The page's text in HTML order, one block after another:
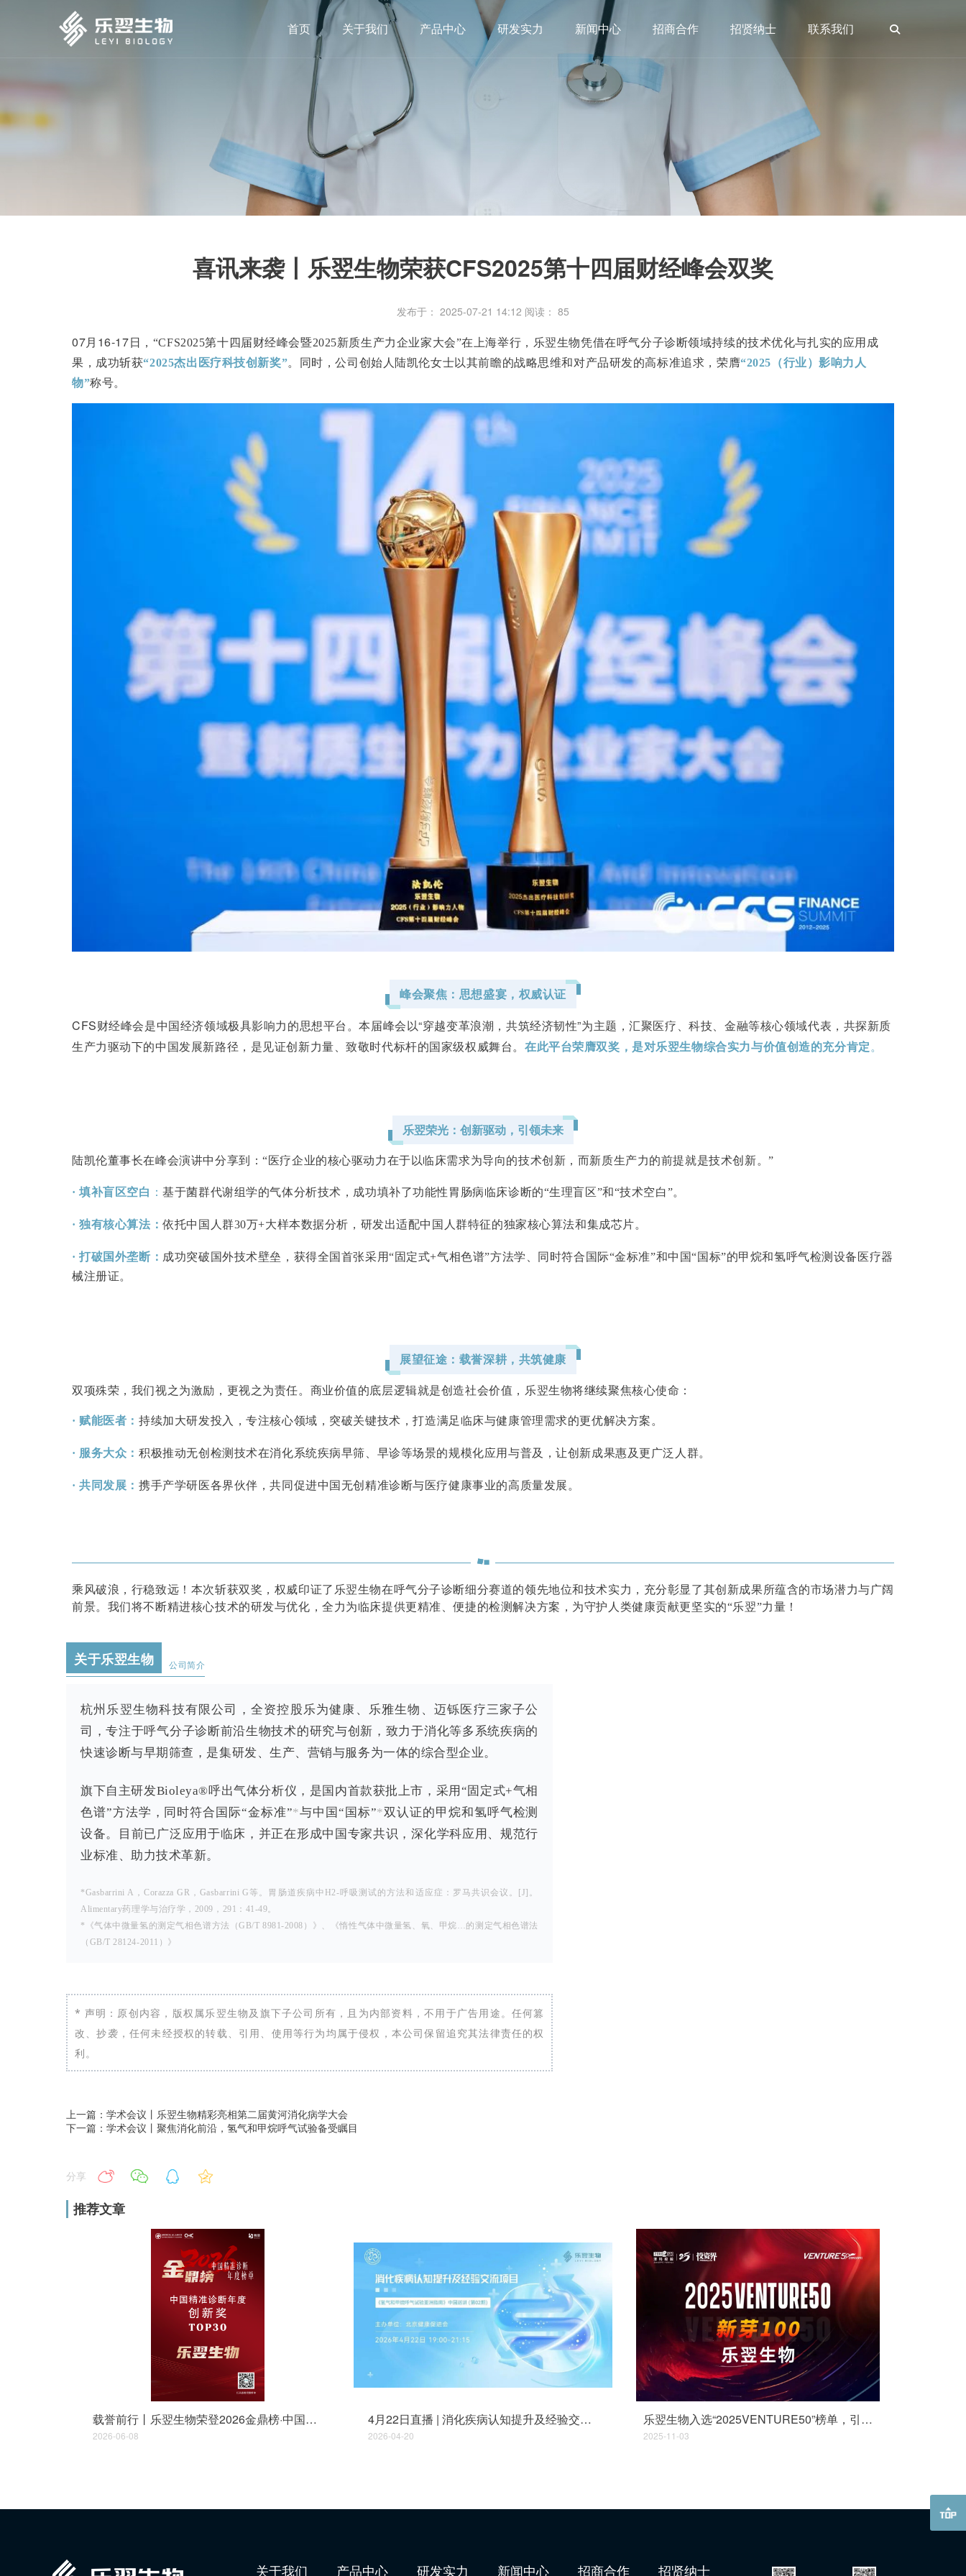
首页 关于我们 产品中心 研发实力 新闻中心 招商合作 招贤纳士 联系我们
喜讯来袭丨乐翌生物荣获CFS2025第十四届财经峰会双奖
发布于： 2025-07-21 14:12 阅读： 85
07月16-17日， “CFS2025第十四届财经峰会暨2025新质生产力企业家大会”在上海举行 ，乐翌生物凭借在呼气分子诊断领域持续的技术优化与扎实的应用成
果，成功斩获“2025杰出医疗科技创新奖”。同时，公司创始人陆凯伦女士以其前瞻的战略思维和对产品研发的高标准追求，荣膺“2025（行业）影响力人
物”称号。
峰会聚焦：思想盛宴，权威认证
CFS财经峰会是中国经济领域极具影响力的思想平台。本届峰会以“穿越变革浪潮，共筑经济韧性”为主题，汇聚医疗、科技、金融等核心领域代表，共探新质
生产力驱动下的中国发展新路径，是见证创新力量、致敬时代标杆的国家级权威舞台。 在此平台荣膺双奖，是对乐翌生物综合实力与价值创造的充分肯定 。
乐翌荣光：创新驱动，引领未来
陆凯伦董事长在峰会演讲中分享到：“医疗企业的核心驱动力在于以临床需求为导向的技术创新， 而新质生产力的前提就是技术创新。”
· 填补盲区空白 ：基于菌群代谢组学的气体分析技术，成功填补了功能性胃肠病临床诊断的“生理盲区”和“技术空白”。
· 独有核心算法：依托中国人群30万+大样本数据分析，研发出适配中国人群特征的独家核心算法和集成芯片。
· 打破国外垄断： 成功突破国外技术壁垒，获得全国首张采用“固定式+气相色谱”方法学、同时符合国际“金标准”和中国“国标”的甲烷和氢呼气检测设备医疗器
械注册证。
展望征途：载誉深耕，共筑健康
双项殊荣，我们视之为激励，更视之为责任。商业价值的底层逻辑就是创造社会价值，乐翌生物将继续聚焦核心使命：
· 赋能医者 ：持续加大研发投入，专注核心领域，突破关键技术，打造满足临床与健康管理需求的更优解决方案。
· 服务大众：积极推动无创检测技术在消化系统疾病早筛、早诊等场景的规模化应用与普及，让创新成果惠及更广泛人群。
· 共同发展：携手产学研医各界伙伴，共同促进中国无创精准诊断与医疗健康事业的高质量发展。
乘风破浪，行稳致远！本次斩获双奖，权威印证了乐翌生物在呼气分子诊断细分赛道的领先地位和技术实力，充分彰显了其创新成果所蕴含的市场潜力与广阔
前景。我们将不断精进核心技术的研发与优化，全力为临床提供更精准、便捷的检测解决方案，为守护人类健康贡献更坚实的“乐翌”力量！
关于乐翌生物 公司简介
杭州乐翌生物科技有限公司，全资控股乐为健康、乐雅生物、迈铄医疗三家子公
司，专注于呼气分子诊断前沿生物技术的研究与创新，致力于消化等多系统疾病的
快速诊断与早期筛查，是集研发、生产、营销与服务为一体的综合型企业。
旗下自主研发Bioleya®呼出气体分析仪，是国内首款获批上市，采用“固定式+气相
色谱”方法学，同时符合国际“金标准”*与中国“国标”*双认证的甲烷和氢呼气检测
设备。目前已广泛应用于临床，并正在形成中国专家共识，深化学科应用、规范行
业标准、助力技术革新。
*Gasbarrini A，Corazza GR，Gasbarrini G等。胃肠道疾病中H2-呼吸测试的方法和适应症：罗马共识会议。[J]。
Alimentary药理学与治疗学，2009，291：41-49。
*
《气体中微量氢的测定气相色谱方法（GB/T 8981-2008）》、《惰性气体中微量氢、氧、甲烷…的测定气相色谱法
（GB/T 28124-2011）》
* 声明：原创内容，版权属乐翌生物及旗下子公司所有，且为内部资料，不用于广告用途。任何篡
改、抄袭，任何未经授权的转载、引用、使用等行为均属于侵权，本公司保留追究其法律责任的权
利。
上一篇：学术会议丨乐翌生物精彩亮相第二届黄河消化病学大会
下一篇：学术会议丨聚焦消化前沿，氢气和甲烷呼气试验备受瞩目
分享
推荐文章
载誉前行丨乐翌生物荣登2026金鼎榜·中国精准诊断年度榜单
2026-06-08
4月22日直播 | 消化疾病认知提升及经验交流项目——第二期《氢气和甲烷呼气试验亚洲指南》中国巡讲即将开讲
2026-04-20
乐翌生物入选“2025VENTURE50”榜单，引领呼气分子诊断黄金赛道
2025-11-03
关于我们 产品中心 研发实力 新闻中心 招商合作 招贤纳士